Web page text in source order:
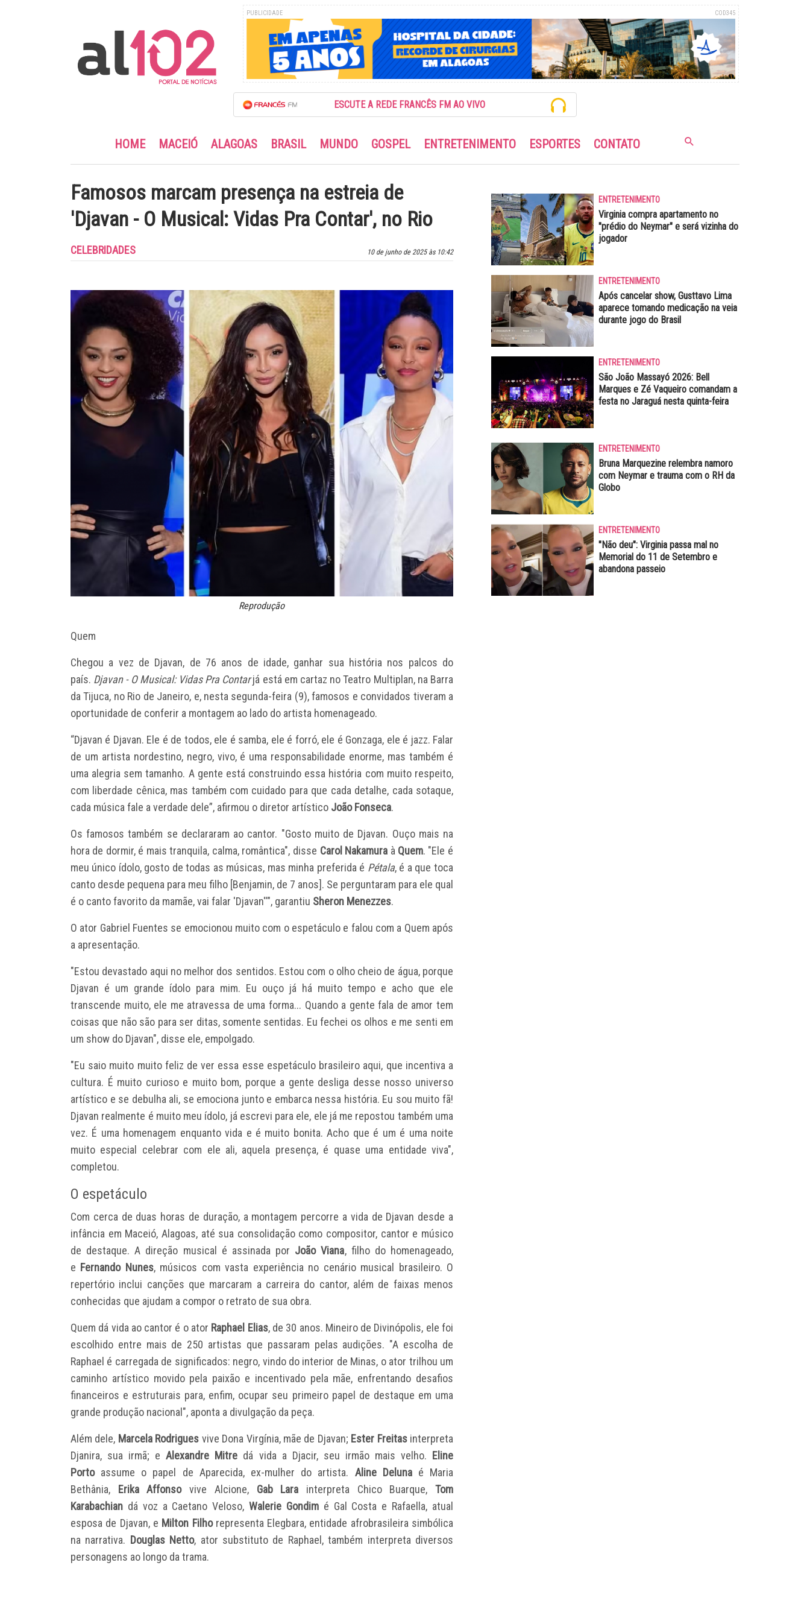
PUBLICIDADE COD345
ESCUTE A REDE FRANCÊS FM AO VIVO
HOME MACEIÓ ALAGOAS BRASIL MUNDO GOSPEL ENTRETENIMENTO ESPORTES CONTATO
Famosos marcam presença na estreia de
'Djavan - O Musical: Vidas Pra Contar', no Rio
10 de junho de 2025 às 10:42
CELEBRIDADES
Reprodução
Quem
Chegou a vez de Djavan, de 76 anos de idade, ganhar sua história nos palcos do
país. Djavan - O Musical: Vidas Pra Contarjá está em cartaz no Teatro Multiplan, na Barra
da Tijuca, no Rio de Janeiro, e, nesta segunda-feira (9), famosos e convidados tiveram a
oportunidade de conferir a montagem ao lado do artista homenageado.
“Djavan é Djavan. Ele é de todos, ele é samba, ele é forró, ele é Gonzaga, ele é jazz. Falar
de um artista nordestino, negro, vivo, é uma responsabilidade enorme, mas também é
uma alegria sem tamanho. A gente está construindo essa história com muito respeito,
com liberdade cênica, mas também com cuidado para que cada detalhe, cada sotaque,
cada música fale a verdade dele”, afirmou o diretor artístico João Fonseca.
Os famosos também se declararam ao cantor. "Gosto muito de Djavan. Ouço mais na
hora de dormir, é mais tranquila, calma, romântica", disse Carol Nakamura à Quem. "Ele é
meu único ídolo, gosto de todas as músicas, mas minha preferida é Pétala, é a que toca
canto desde pequena para meu filho [Benjamin, de 7 anos]. Se perguntaram para ele qual
é o canto favorito da mamãe, vai falar 'Djavan''", garantiu Sheron Menezzes.
O ator Gabriel Fuentes se emocionou muito com o espetáculo e falou com a Quem após
a apresentação.
"Estou devastado aqui no melhor dos sentidos. Estou com o olho cheio de água, porque
Djavan é um grande ídolo para mim. Eu ouço já há muito tempo e acho que ele
transcende muito, ele me atravessa de uma forma... Quando a gente fala de amor tem
coisas que não são para ser ditas, somente sentidas. Eu fechei os olhos e me senti em
um show do Djavan", disse ele, empolgado.
"Eu saio muito muito feliz de ver essa esse espetáculo brasileiro aqui, que incentiva a
cultura. É muito curioso e muito bom, porque a gente desliga desse nosso universo
artístico e se debulha ali, se emociona junto e embarca nessa história. Eu sou muito fã!
Djavan realmente é muito meu ídolo, já escrevi para ele, ele já me repostou também uma
vez. É uma homenagem enquanto vida e é muito bonita. Acho que é um é uma noite
muito especial celebrar com ele ali, aquela presença, é quase uma entidade viva",
completou.
O espetáculo
Com cerca de duas horas de duração, a montagem percorre a vida de Djavan desde a
infância em Maceió, Alagoas, até sua consolidação como compositor, cantor e músico
de destaque. A direção musical é assinada por João Viana, filho do homenageado,
e Fernando Nunes, músicos com vasta experiência no cenário musical brasileiro. O
repertório inclui canções que marcaram a carreira do cantor, além de faixas menos
conhecidas que ajudam a compor o retrato de sua obra.
Quem dá vida ao cantor é o ator Raphael Elias, de 30 anos. Mineiro de Divinópolis, ele foi
escolhido entre mais de 250 artistas que passaram pelas audições. "A escolha de
Raphael é carregada de significados: negro, vindo do interior de Minas, o ator trilhou um
caminho artístico movido pela paixão e incentivado pela mãe, enfrentando desafios
financeiros e estruturais para, enfim, ocupar seu primeiro papel de destaque em uma
grande produção nacional", aponta a divulgação da peça.
Além dele, Marcela Rodrigues vive Dona Virgínia, mãe de Djavan; Ester Freitasinterpreta
Djanira, sua irmã; eAlexandre Mitre dá vida a Djacir, seu irmão mais velho. Eline
Portoassume o papel de Aparecida, ex-mulher do artista. Aline Delunaé Maria
Bethânia, Erika Affonsovive Alcione, Gab Lara interpreta Chico Buarque,Tom
Karabachian dá voz a Caetano Veloso,Walerie Gondimé Gal Costa e Rafaella, atual
esposa de Djavan, e Milton Filhorepresenta Elegbara, entidade afrobrasileira simbólica
na narrativa. Douglas Netto, ator substituto de Raphael, também interpreta diversos
personagens ao longo da trama.
ENTRETENIMENTO
Virginia compra apartamento no
"prédio do Neymar" e será vizinha do
jogador
ENTRETENIMENTO
Após cancelar show, Gusttavo Lima
aparece tomando medicação na veia
durante jogo do Brasil
ENTRETENIMENTO
São João Massayó 2026: Bell
Marques e Zé Vaqueiro comandam a
festa no Jaraguá nesta quinta-feira
ENTRETENIMENTO
Bruna Marquezine relembra namoro
com Neymar e trauma com o RH da
Globo
ENTRETENIMENTO
"Não deu": Virginia passa mal no
Memorial do 11 de Setembro e
abandona passeio